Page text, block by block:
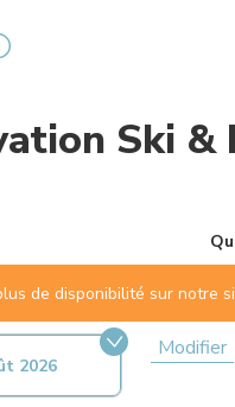
Ski &
de disponibilité sur notre
2026
Modifier